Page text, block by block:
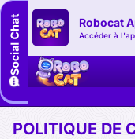
Robocat
Accéder à
POLITIQUE DE